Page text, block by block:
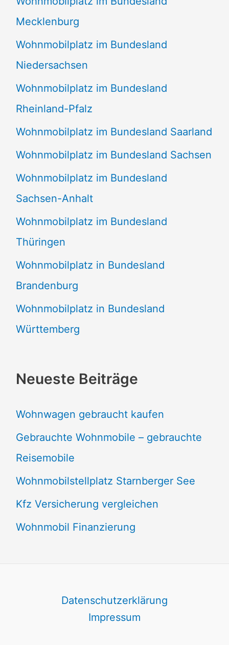
Mecklenburg
Wohnmobilplatz im Bundesland
Niedersachsen
Wohnmobilplatz im Bundesland
Rheinland-Pfalz
Wohnmobilplatz im Bundesland Saarland
Wohnmobilplatz im Bundesland Sachsen
Wohnmobilplatz im Bundesland
Sachsen-Anhalt
Wohnmobilplatz im Bundesland
Thüringen
Wohnmobilplatz in Bundesland
Brandenburg
Wohnmobilplatz in Bundesland
Württemberg
Neueste Beiträge
Wohnwagen gebraucht kaufen
Gebrauchte Wohnmobile – gebrauchte
Reisemobile
Wohnmobilstellplatz Starnberger See
Kfz Versicherung vergleichen
Wohnmobil Finanzierung
Datenschutzerklärung
Impressum